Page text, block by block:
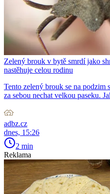
Zelený brouk v bytě smrdí jako
nastěhuje celou rodinu
Tento zelený brouk se na podzim
za sebou nechat velkou paseku.
adbz.cz
dnes, 15:26
2 min
Reklama